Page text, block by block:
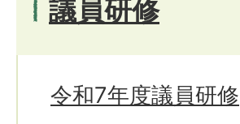
議員研修
令和7年度議員研修